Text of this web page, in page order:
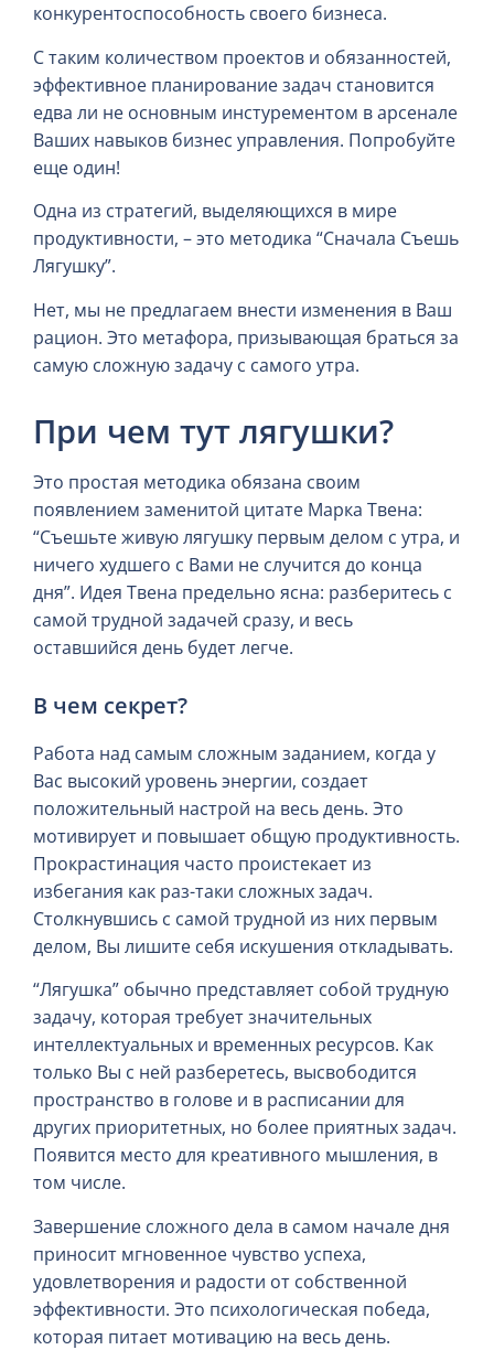
конкурентоспособность своего бизнеса.
С таким количеством проектов и обязанностей,
эффективное планирование задач становится
едва ли не основным инстурементом в арсенале
Ваших навыков бизнес управления. Попробуйте
еще один!
Одна из стратегий, выделяющихся в мире
продуктивности, – это методика “Сначала Съешь
Лягушку”.
Нет, мы не предлагаем внести изменения в Ваш
рацион. Это метафора, призывающая браться за
самую сложную задачу с самого утра.
При чем тут лягушки?
Это простая методика обязана своим
появлением заменитой цитате Марка Твена:
“Съешьте живую лягушку первым делом с утра, и
ничего худшего с Вами не случится до конца
дня”. Идея Твена предельно ясна: разберитесь с
самой трудной задачей сразу, и весь
оставшийся день будет легче.
В чем секрет?
Работа над самым сложным заданием, когда у
Вас высокий уровень энергии, создает
положительный настрой на весь день. Это
мотивирует и повышает общую продуктивность.
Прокрастинация часто проистекает из
избегания как раз-таки сложных задач.
Столкнувшись с самой трудной из них первым
делом, Вы лишите себя искушения откладывать.
“Лягушка” обычно представляет собой трудную
задачу, которая требует значительных
интеллектуальных и временных ресурсов. Как
только Вы с ней разберетесь, высвободится
пространство в голове и в расписании для
других приоритетных, но более приятных задач.
Появится место для креативного мышления, в
том числе.
Завершение сложного дела в самом начале дня
приносит мгновенное чувство успеха,
удовлетворения и радости от собственной
эффективности. Это психологическая победа,
которая питает мотивацию на весь день.